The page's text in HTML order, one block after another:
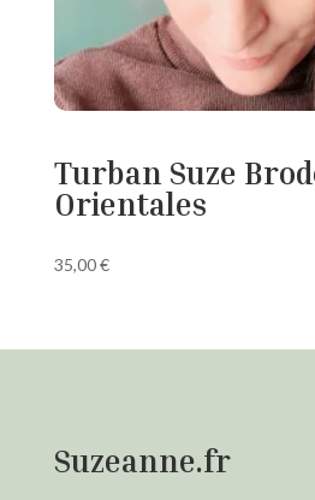
Turban Suze
Orientales
35,00€
Suzeanne.fr